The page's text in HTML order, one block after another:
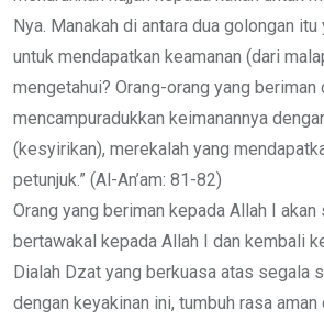
Nya. Manakah di antara dua golongan
untuk mendapatkan keamanan (dari
mengetahui? Orang-orang yang beriman
mencampuradukkan keimanannya
(kesyirikan), merekalah yang
petunjuk.” (Al-An’am: 81-82)
Orang yang beriman kepada Allah I
bertawakal kepada Allah I dan kembali
Dialah Dzat yang berkuasa atas segala
dengan keyakinan ini, tumbuh rasa